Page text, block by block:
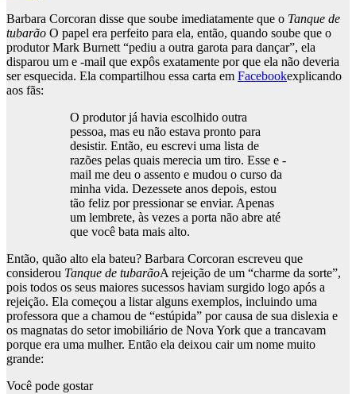
Barbara Corcoran disse que soube imediatamente que o Tanque de
tubarão O papel era perfeito para ela, então, quando soube que o
produtor Mark Burnett “pediu a outra garota para dançar”, ela
disparou um e -mail que expôs exatamente por que ela não deveria
ser esquecida. Ela compartilhou essa carta em Facebookexplicando
aos fãs:
O produtor já havia escolhido outra
pessoa, mas eu não estava pronto para
desistir. Então, eu escrevi uma lista de
razões pelas quais merecia um tiro. Esse e -
mail me deu o assento e mudou o curso da
minha vida. Dezessete anos depois, estou
tão feliz por pressionar se enviar. Apenas
um lembrete, às vezes a porta não abre até
que você bata mais alto.
Então, quão alto ela bateu? Barbara Corcoran escreveu que
considerou Tanque de tubarãoA rejeição de um “charme da sorte”,
pois todos os seus maiores sucessos haviam surgido logo após a
rejeição. Ela começou a listar alguns exemplos, incluindo uma
professora que a chamou de “estúpida” por causa de sua dislexia e
os magnatas do setor imobiliário de Nova York que a trancavam
porque era uma mulher. Então ela deixou cair um nome muito
grande:
Você pode gostar